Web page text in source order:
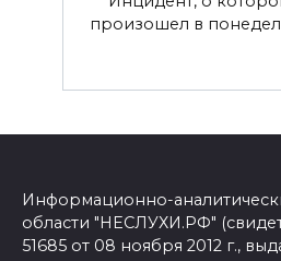
произошел в
Информационно-
области "НЕСЛУХИ.РФ"
51685 от 08 ноября 2012 г.,